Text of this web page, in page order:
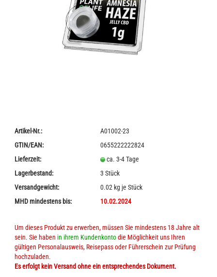
Artikel-Nr.:
A01002-23
GTIN/EAN:
0655222222824
Lieferzeit:
ca. 3-4 Tage
Lagerbestand:
3 Stück
Versandgewicht:
0.02 kg je Stück
MHD mindestens bis:
10.02.2024
Um dieses Produkt zu erwerben, müssen Sie mindestens 18 Jahre alt
sein. Sie haben in ihrem Kundenkontodie Möglichkeit uns Ihren
gültigen Personalausweis, Reisepass oder Führerschein zur Prüfung
hochzuladen.
Es erfolgt kein Versand ohne ein entsprechendes Dokument.